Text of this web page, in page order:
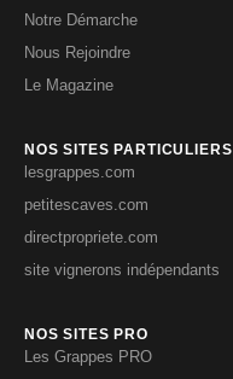
Notre Démarche
Nous Rejoindre
Le Magazine
NOS SITES PARTICULIERS
lesgrappes.com
petitescaves.com
directpropriete.com
site vignerons indépendants
NOS SITES PRO
Les Grappes PRO